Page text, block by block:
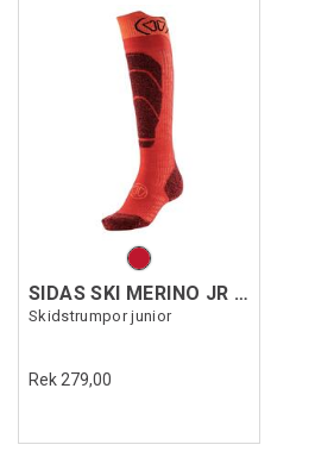
SIDAS SKI MERINO JR SOCKS
Skidstrumpor junior
Rek 279,00